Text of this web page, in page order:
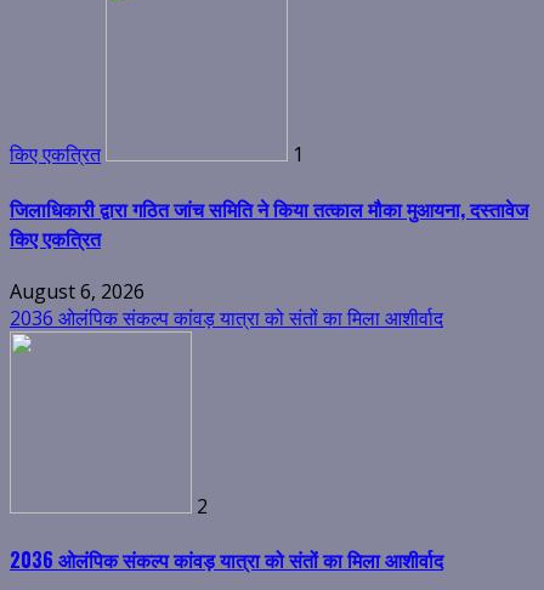
किए एकत्रित 1
जिलाधिकारी द्वारा गठित जांच समिति ने किया तत्काल मौका मुआयना, दस्तावेज
किए एकत्रित
August 6, 2026
2036 ओलंपिक संकल्प कांवड़ यात्रा को संतों का मिला आशीर्वाद
2
2036 ओलंपिक संकल्प कांवड़ यात्रा को संतों का मिला आशीर्वाद